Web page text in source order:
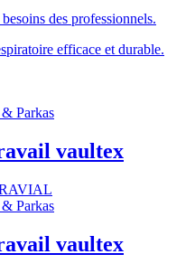
des professionnels.
efficace et durable.
Parkas
vaultex
Parkas
vaultex